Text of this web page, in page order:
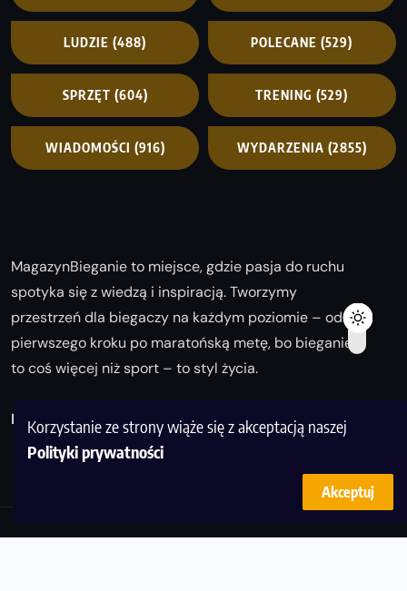
Korzystanie ze strony wiąże się z akceptacją naszej
Polityki prywatności
Akceptuj
LUDZIE (488) POLECANE (529)
SPRZĘT (604) TRENING (529)
WIADOMOŚCI (916) WYDARZENIA (2855)
MagazynBieganie to miejsce, gdzie pasja do ruchu
spotyka się z wiedzą i inspiracją. Tworzymy
przestrzeń dla biegaczy na każdym poziomie – od
pierwszego kroku po maratońską metę, bo bieganie
to coś więcej niż sport – to styl życia.
Biegaj z nami i odkrywaj swoją najlepszą wersję!